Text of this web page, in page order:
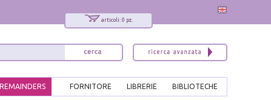
articoli: 0 pz.
BIBLIOTECHE
LIBRERIE
FORNITORE
REMAINDERS